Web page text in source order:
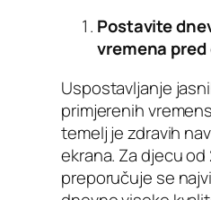
Postavite
vremena
Uspostavljanje
primjerenih
temelj je zdravih
ekrana. Za djecu
preporučuje se